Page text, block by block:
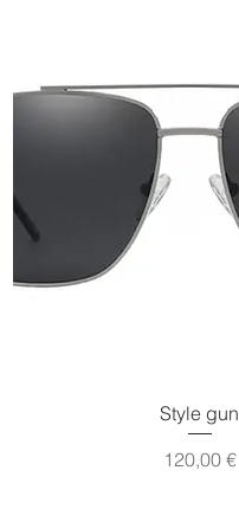
Vista rápida
Style gun
Precio
120,00 €